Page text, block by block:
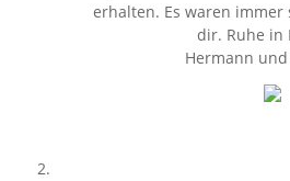
erhalten. Es waren immer
dir. Ruhe in
Hermann